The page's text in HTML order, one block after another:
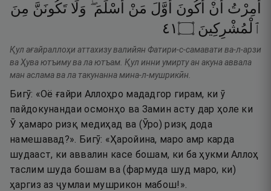
أُمِرْتُ
أَنْ أَكُونَ أَوَّلَ مَنْ أَسْلَمَ ۖ وَلَا تَكُونَنَّ مِنَ
ٱلْمُشْرِكِينَ ۝١٤
Қул ағайраллоҳи аттахизу валийян Фатири-с-самавати ва-л-арзи
ва Ҳува ютъиму ва ла ютъам. Қул инни умирту ан акуна аввала
ман аслама ва ла такунанна мина-л-мушрикӣн.
Бигӯ: «Оё ғайри Аллоҳро мададгор гирам, ки ӯ
пайдокунандаи осмонҳо ва Замин асту дар ҳоле ки
Ӯ ҳамаро ризқ медиҳад ва (Ӯро) ризқ дода
намешавад?». Бигӯ: «Ҳаройина, маро амр карда
шудааст, ки аввалин касе бошам, ки ба ҳукми Аллоҳ
таслим шуда бошам ва (фармуда шуд маро, ки)
ҳаргиз аз ҷумлаи мушрикон мабош!».